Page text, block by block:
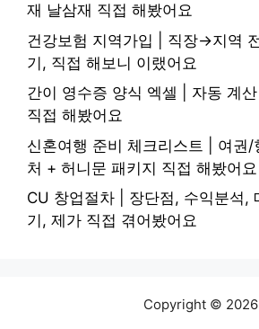
재 날삼재 직접 해봤어요
건강보험 지역가입 | 직장→지역
기, 직접 해보니 이랬어요
간이 영수증 양식 엑셀 | 자동 계
직접 해봤어요
신혼여행 준비 체크리스트 | 여권/
처 + 허니문 패키지 직접 해봤어요
CU 창업절차 | 장단점, 수익분석,
기, 제가 직접 겪어봤어요
Copyright © 2026